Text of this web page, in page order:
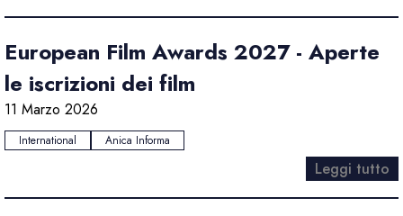
European Film Awards 2027 - Aperte
le iscrizioni dei film
11 Marzo 2026
International Anica Informa
Leggi tutto